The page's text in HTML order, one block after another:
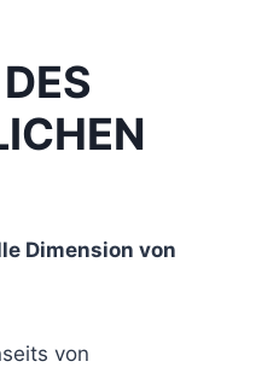
Dimension von
von